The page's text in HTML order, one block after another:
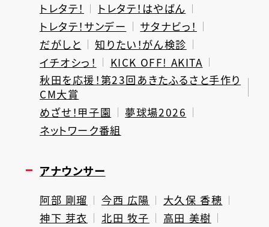
トレタテ！
トレタテ！はやばん
トレタテ！サンデー
サタナビっ！
だがしと
知りたい！がん検診
イチオシっ！
KICK OFF! AKITA
秋田を応援！第23回あきたふるさと手作り
CM大賞
めざせ！甲子園
夢球場2026
ネットワーク番組
アナウンサー
阿部 剛瑠 今西 広陽
大久保 香穂
神下 芽衣
北田 牧子
高田 美樹